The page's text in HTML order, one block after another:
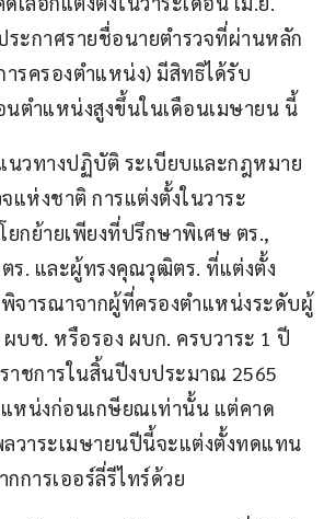
ระกาศรายชื่อนายตำรวจที่ผ่านหลัก
รครองตำแหน่ง) มีสิทธิได้รับ
นตำแหน่งสูงขึ้นในเดือนเมษายน นี้
นวทางปฏิบัติ ระเบียบและกฎหมาย
แห่งชาติ การแต่งตั้งในวาระ
ยกย้ายเพียงที่ปรึกษาพิเศษ ตร.,
ร. และผู้ทรงคุณวุฒิตร. ที่แต่งตั้ง
จารณาจากผู้ที่ครองตำแหน่งระดับผู้
บช. หรือรอง ผบก. ครบวาระ 1 ปี
าชการในสิ้นปีงบประมาณ 2565
หน่งก่อนเกษียณเท่านั้น แต่คาด
ลวาระเมษายนปีนี้จะแต่งตั้งทดแทน
การเออร์ลี่รีไทร์ด้วย